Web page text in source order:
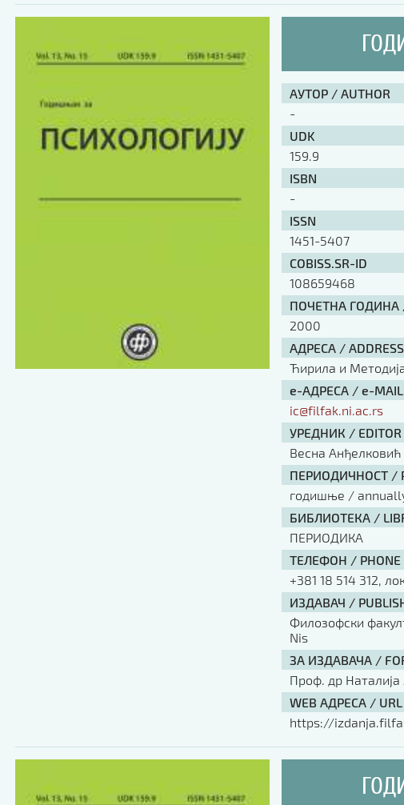
АУТОР / AUTHOR
-
UDK
159.9
ISBN
-
ISSN
1451-5407
COBISS.SR-ID
108659468
ПОЧЕТНА ГОДИНА /
2000
АДРЕСА / ADDRESS
Ћирила и
е-АДРЕСА / e-MAIL
ic@filfak.ni.ac.rs
УРЕДНИК /
Весна Анђелковић
ПЕРИОДИЧНОСТ /
годишње /
БИБЛИОТЕКА /
ПЕРИОДИКА
ТЕЛЕФОН / PHONE
+381 18 514 312,
ИЗДАВАЧ /
Филозофски
Nis
ЗА ИЗДАВАЧА /
Проф. др Наталија
WEB АДРЕСА / URL
https://